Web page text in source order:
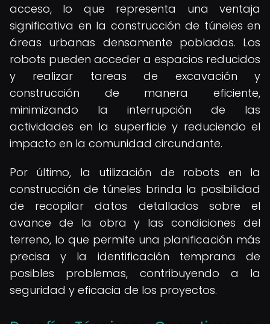
acceso, lo que representa una ventaja
significativa en la construcción de túneles en
áreas urbanas densamente pobladas. Los
robots pueden acceder a espacios reducidos
y realizar tareas de excavación y
construcción de manera eficiente,
minimizando la interrupción de las
actividades en la superficie y reduciendo el
impacto en la comunidad circundante.
Por último, la utilización de robots en la
construcción de túneles brinda la posibilidad
de recopilar datos detallados sobre el
avance de la obra y las condiciones del
terreno, lo que permite una planificación más
precisa y la identificación temprana de
posibles problemas, contribuyendo a la
seguridad y eficacia de los proyectos.